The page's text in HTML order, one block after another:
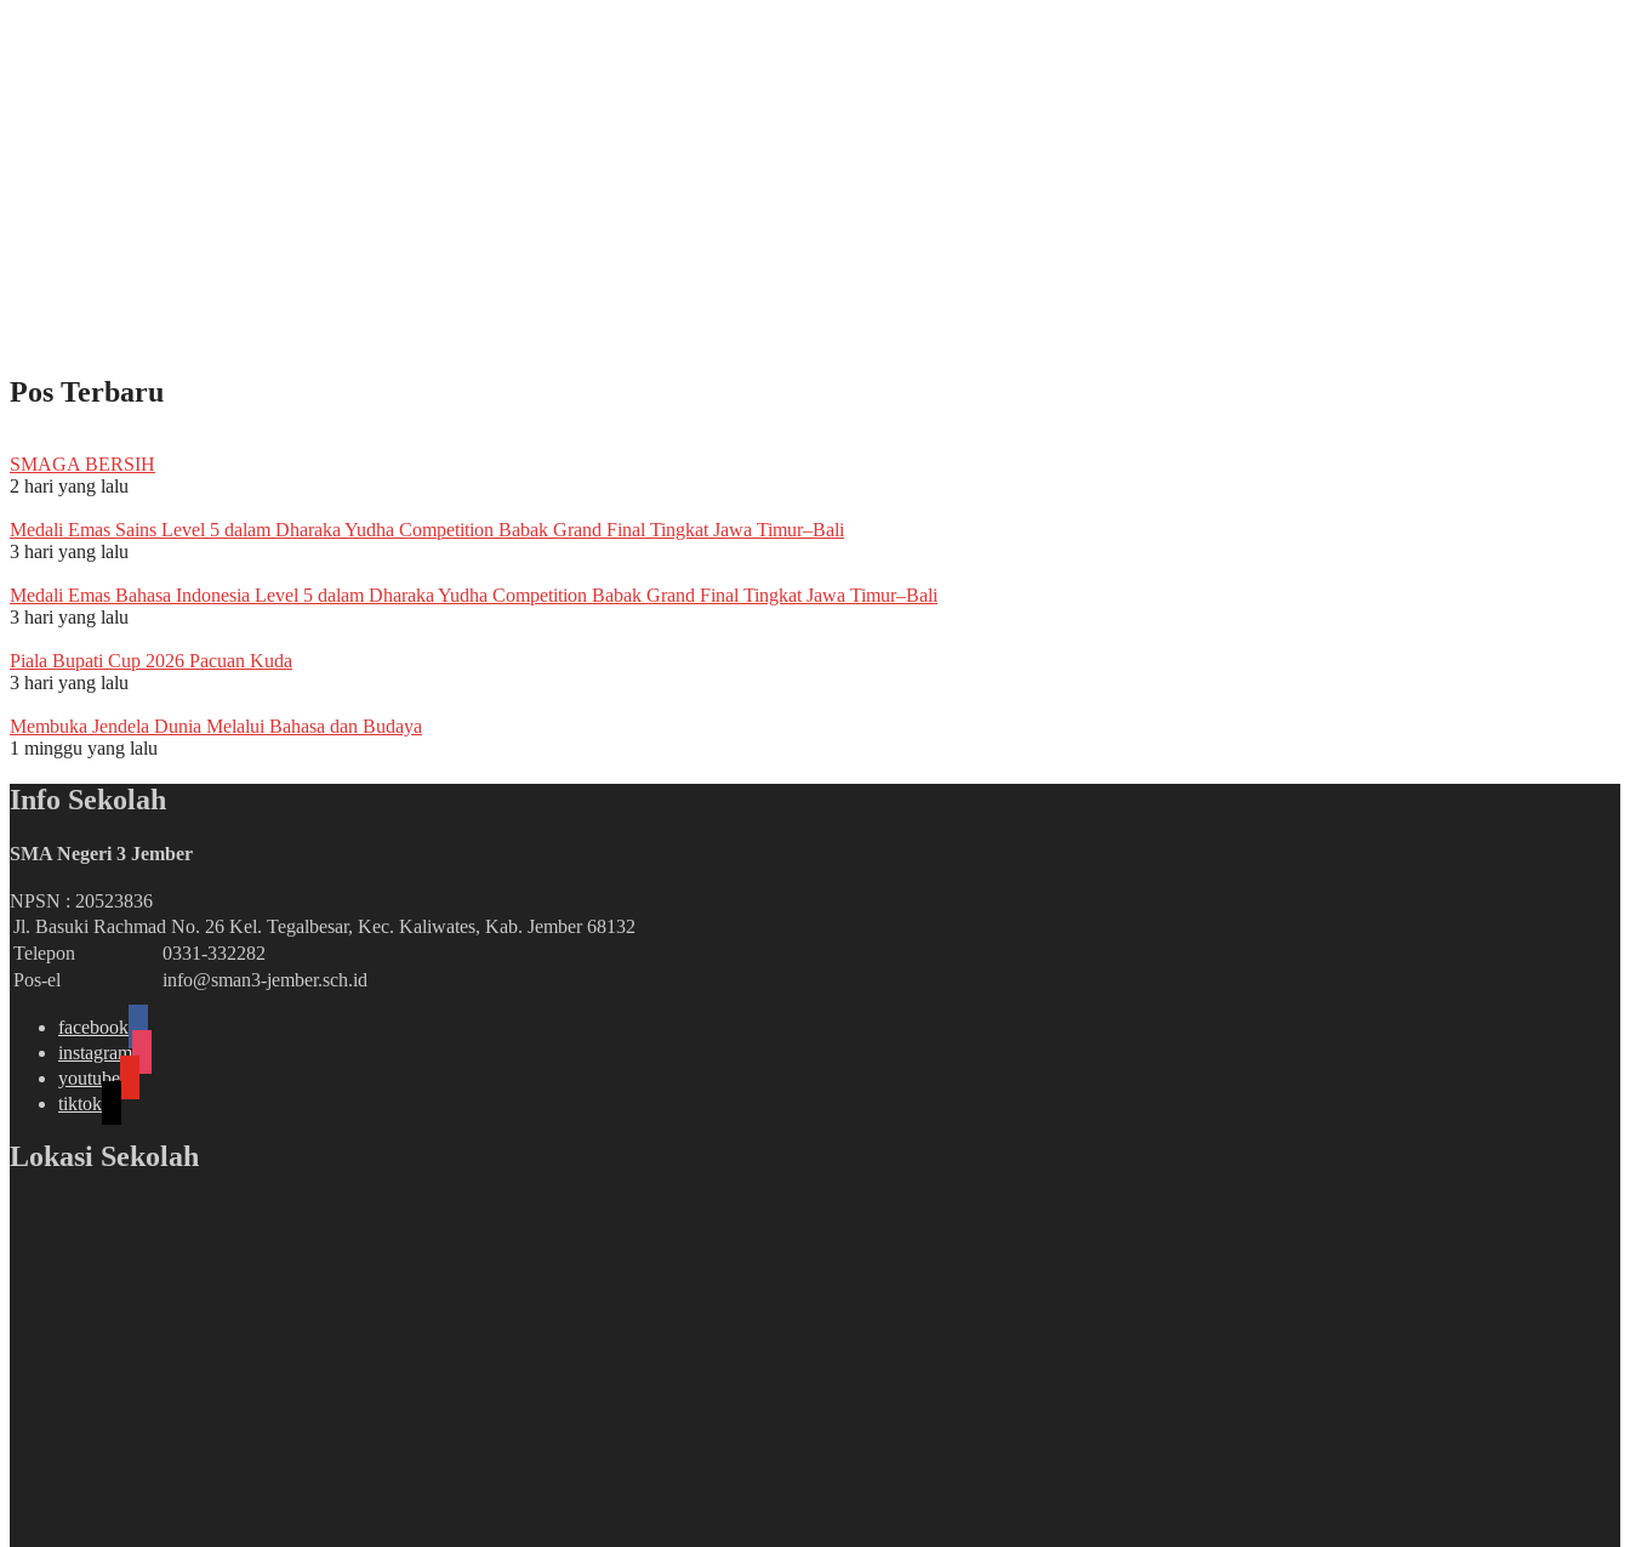
Pos Terbaru
SMAGA BERSIH
2 hari yang lalu
Medali Emas Sains Level 5 dalam Dharaka Yudha Competition Babak Grand Final Tingkat Jawa Timur–Bali
3 hari yang lalu
Medali Emas Bahasa Indonesia Level 5 dalam Dharaka Yudha Competition Babak Grand Final Tingkat Jawa Timur–Bali
3 hari yang lalu
Piala Bupati Cup 2026 Pacuan Kuda
3 hari yang lalu
Membuka Jendela Dunia Melalui Bahasa dan Budaya
1 minggu yang lalu
Info Sekolah
SMA Negeri 3 Jember
NPSN : 20523836
Jl. Basuki Rachmad No. 26 Kel. Tegalbesar, Kec. Kaliwates, Kab. Jember 68132
Telepon
0331-332282
Pos-el
info@sman3-jember.sch.id
facebook
instagram
youtube
tiktok
Lokasi Sekolah